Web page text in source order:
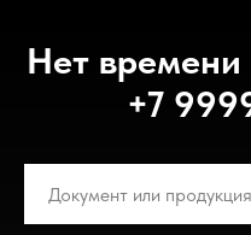
Нет времени
+7